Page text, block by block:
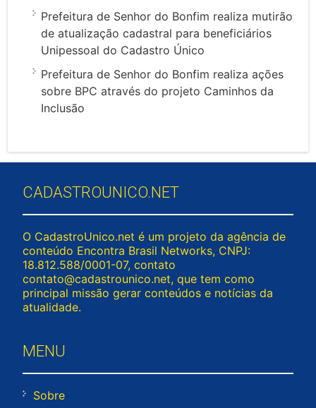
Prefeitura de Senhor do Bonfim realiza mutirão
de atualização cadastral para beneficiários
Unipessoal do Cadastro Único
Prefeitura de Senhor do Bonfim realiza ações
sobre BPC através do projeto Caminhos da
Inclusão
CADASTROUNICO.NET
O CadastroUnico.net é um projeto da agência de
conteúdo Encontra Brasil Networks, CNPJ:
18.812.588/0001-07, contato
contato@cadastrounico.net, que tem como
principal missão gerar conteúdos e notícias da
atualidade.
MENU
Sobre